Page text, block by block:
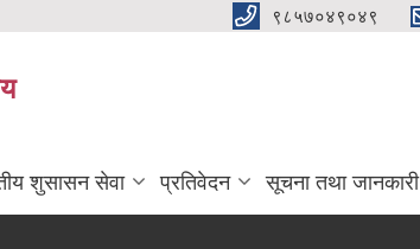
९८५७०४९०४९
शुसासन सेवा प्रतिवेदन सूचना तथा जानकारी